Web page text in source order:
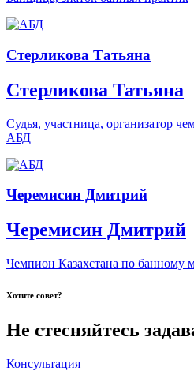
Стерликова Татьяна
Стерликова Татьяна
Судья, участница, организатор
АБД
Черемисин Дмитрий
Черемисин Дмитрий
Чемпион Казахстана по банному
Хотите совет?
Не стесняйтесь
Консультация